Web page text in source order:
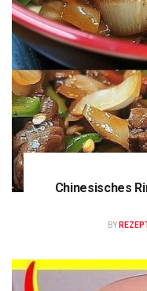
Chinesisches
BY